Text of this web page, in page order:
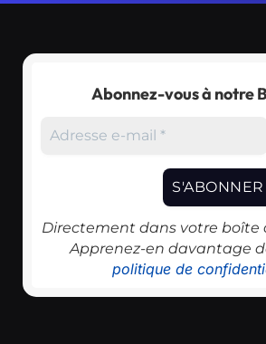
Abonnez-vous à notre
Directement dans votre boîte
Apprenez-en davantage
politique de